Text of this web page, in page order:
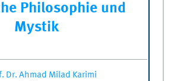
Philosophie und
Mystik
Dr. Ahmad Milad Karimi